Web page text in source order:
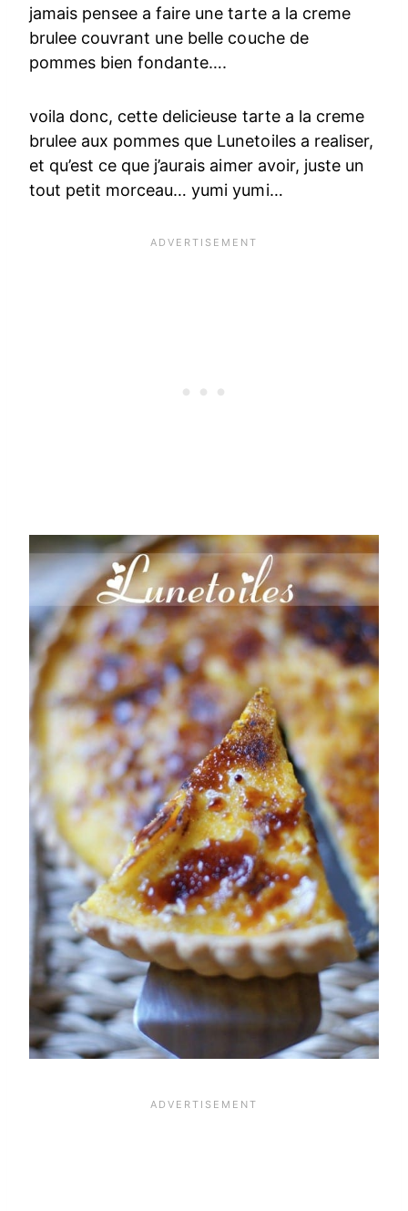
jamais pensee a faire une tarte a la creme
brulee couvrant une belle couche de
pommes bien fondante….
voila donc, cette delicieuse tarte a la creme
brulee aux pommes que Lunetoiles a realiser,
et qu’est ce que j’aurais aimer avoir, juste un
tout petit morceau… yumi yumi…